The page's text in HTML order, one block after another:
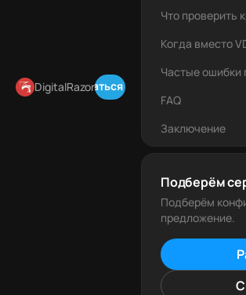
DigitalRazor
Подписаться в Telegram
Что проверить
Когда вместо
Частые ошибки
FAQ
Заключение
Подберём
Подберём
предложение.